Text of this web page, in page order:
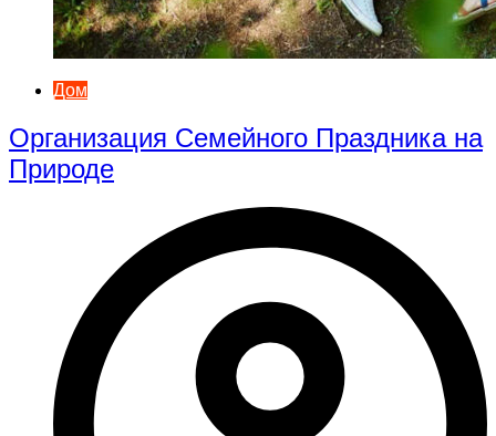
Дом
Организация Семейного Праздника на
Природе